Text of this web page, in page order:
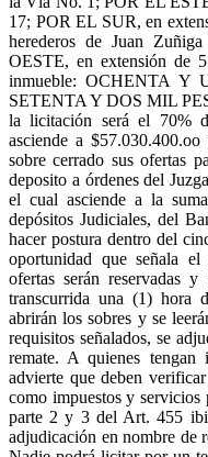
17; POR EL SUR, en
herederos de Juan
OESTE, en extensión de
inmueble: OCHENTA Y
SETENTA Y DOS MIL
la licitación será el 70%
asciende a
sobre cerrado sus ofertas
deposito a órdenes del
el cual asciende a la
depósitos Judiciales, del
hacer postura dentro del
oportunidad que señala
ofertas serán reservadas
transcurrida una (1) hora
abrirán los sobres y se
requisitos señalados, se
remate. A quienes tengan
advierte que deben
como impuestos y servicios
parte 2 y 3 del Art. 455
adjudicación en nombre de